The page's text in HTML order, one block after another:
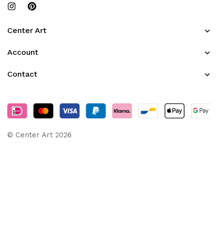
Center Art
Account
Contact
© Center Art 2026